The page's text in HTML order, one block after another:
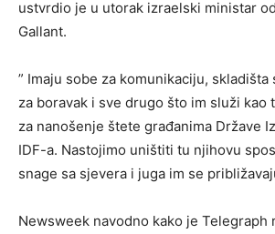
ustvrdio je u utorak izraelski ministar
Gallant.
” Imaju sobe za komunikaciju,
za boravak i sve drugo što im služi kao
za nanošenje štete građanima Države
IDF-a. Nastojimo uništiti tu njihovu
snage sa sjevera i juga im se
Newsweek navodno kako je Telegraph